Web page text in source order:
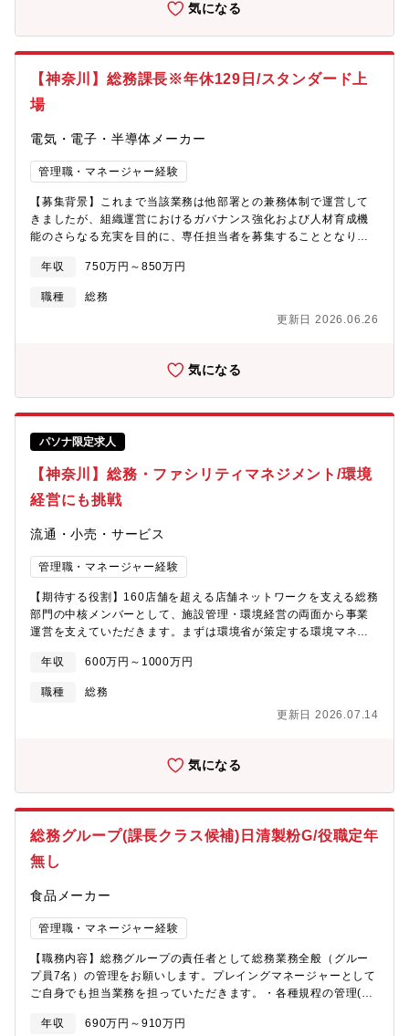
全衛生管理業務 ■会社規程の管理【組織構成】管理本部 管理
名、主任２名、課員1名、パート社員１名【働き方】■月平均残業
60歳、65歳まで再雇用制度あり、役職定年なし※参与での採用の
場合は契約社員(1年更新)となります。その場合、退職金はござい
社はスイッチ専門メーカーとして、放送機器・特殊車両・エナジ
る製品を展開しています。世界有数の品揃えと高い品質により、
国内外の顧客から高い信頼を獲得しています。また、他社製品の
廃番対応や仕様カスタマイズなど、お客様のニーズに応じた柔軟
な提案力を強みに、社会インフラの安定稼働を支えています。
気になる
【神奈川】総務課長※年休129日/スタンダード上
場
電気・電子・半導体メーカー
管理職・マネージャー経験
【募集背景】これまで当該業務は他部署との兼務体制で運営して
きましたが、組織運営におけるガバナンス強化および人材育成機
能のさらなる充実を目的に、専任担当者を募集することとなりま
画・運用を通じて社員の成長を支援するとともに、次世代を担う
人材の育成を推進していただきます。特に若手社員が多い組織で
あるため、将来の管理職候補となる人材を計画的に育成できる教
育体制の構築・運用が重要なミッションです。また、教育・研修
ンバーとしてご活躍いただくことを期待しています。【職務内
マネジメントをお任せします。■株主総会準備/運営■会議体の準備/
ガバナンス対応■コンライアンス、リスク管理に関わる業務 ■保
本部 管理部 総務課総務課：課長（募集ポジション）、専門職
（管理職）1名、主任２名、課員1名、パート社員１名【働き方】■
て】定年60歳、65歳まで再雇用制度あり、役職定年なし※参与で
はございませんが、60歳以上も年収維持が可能です。【同社につ
両・エナジー関連設備・発電所・欧州鉄道など、多様な産業イン
フラを支える製品を展開しています。世界有数の品揃えと高い品
質により、過酷な環境下でも長く使い続けられるロングセラー製
他社製品の廃番対応や仕様カスタマイズなど、お客様のニーズに
応じた柔軟な提案力を強みに、社会インフラの安定稼働を支えて
年収 750万円～850万円
職種
総務
更新日 2026.06.26
気になる
パソナ限定求人
【神奈川】総務・ファシリティマネジメント/環境
経営にも挑戦
流通・小売・サービス
管理職・マネージャー経験
【期待する役割】160店舗を超える店舗ネットワークを支える総務
部門の中核メンバーとして、施設管理・環境経営の両面から事業
運営を支えていただきます。まずは環境省が策定する環境マネジ
いただきながら、店舗・本社施設の維持管理、設備更新、修繕対
応、現場巡回など幅広い総務業務を担当いただきます。単純な管
理業務ではなく、160店舗の現場へ足を運び、自ら課題を発見し、
改善策を企画・実行することが期待されるポジションです。将来
売会社が統合し、神奈川県最大級のトヨタディーラーとして新た
一方で、施設管理・環境対応・安全管理など総務部門に求められ
クション21」の認証取得プロジェクトを進めており、2027年3月
の認証取得に向けて組織体制の強化が急務となっています。認証
営・コスト最適化・現場改善などを担い、長期的に総務部門の中
クション21認証取得・運用・認証取得に向けた社内体制整備・社
得後の継続運用■ ファシリティマネジメント・本社・店舗施設の
維持管理・修繕・営繕対応・工事立会い・設備更新の企画・保守
会社との折衝■ 店舗巡回・約160店舗の現地調査・設備不具合対
など各種ベンダー見直し・コスト削減施策の企画・実行・各種デ
年収 600万円～1000万円
職種
総務
更新日 2026.07.14
気になる
総務グループ(課長クラス候補)日清製粉G/役職定年
無し
食品メーカー
管理職・マネージャー経験
【職務内容】総務グループの責任者として総務業務全般（グルー
プ員7名）の管理をお願いします。プレイングマネージャーとして
ご自身でも担当業務を担っていただきます。・各種規程の管理(作
働条件に関する事項・人に関わる助成金、補助金、官公庁対応・
年収 690万円～910万円